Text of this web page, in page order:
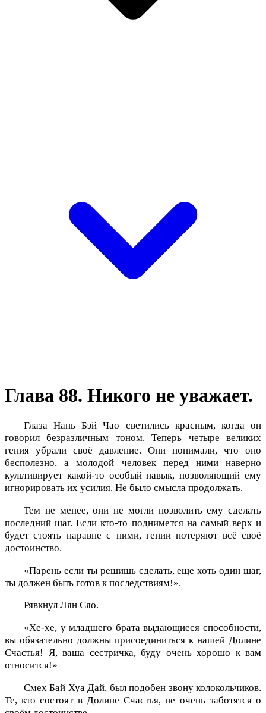
Глава 88. Никого не уважает.
Глаза Нань Бэй Чао светились красным, когда он
говорил безразличным тоном. Теперь четыре великих
гения убрали своё давление. Они понимали, что оно
бесполезно, а молодой человек перед ними наверно
культивирует какой-то особый навык, позволяющий ему
игнорировать их усилия. Не было смысла продолжать.
Тем не менее, они не могли позволить ему сделать
последний шаг. Если кто-то поднимется на самый верх и
будет стоять наравне с ними, гении потеряют всё своё
достоинство.
«Парень если ты решишь сделать, еще хоть один шаг,
ты должен быть готов к последствиям!».
Рявкнул Лян Сяо.
«Хе-хе, у младшего брата выдающиеся способности,
вы обязательно должны присоединиться к нашей Долине
Счастья! Я, ваша сестричка, буду очень хорошо к вам
относится!»
Смех Бай Хуа Дай, был подобен звону колокольчиков.
Те, кто состоят в Долине Счастья, не очень заботятся о